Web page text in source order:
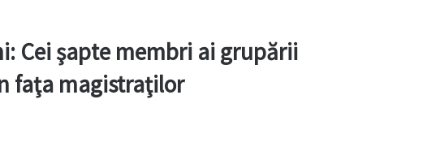
Cei şapte membri ai grupării
faţa magistraţilor